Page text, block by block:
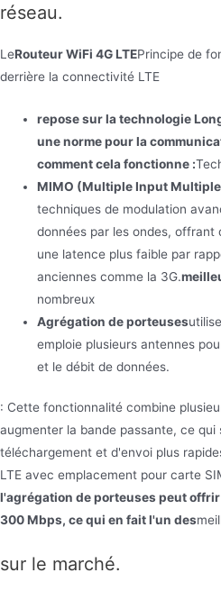
réseau.
LeRouteur WiFi 4G LTEPrincipe de
derrière la connectivité LTE
repose sur la technologie
une norme pour la
comment cela fonctionne :
MIMO (Multiple Input
techniques de modulation
données par les ondes, offrant
une latence plus faible par
anciennes comme la 3G.
nombreux
Agrégation de porteuses
emploie plusieurs antennes
et le débit de données.
: Cette fonctionnalité combine
augmenter la bande passante, ce
téléchargement et d'envoi plus
LTE avec emplacement pour carte
l'agrégation de porteuses peut
300 Mbps, ce qui en fait l'un des
sur le marché.